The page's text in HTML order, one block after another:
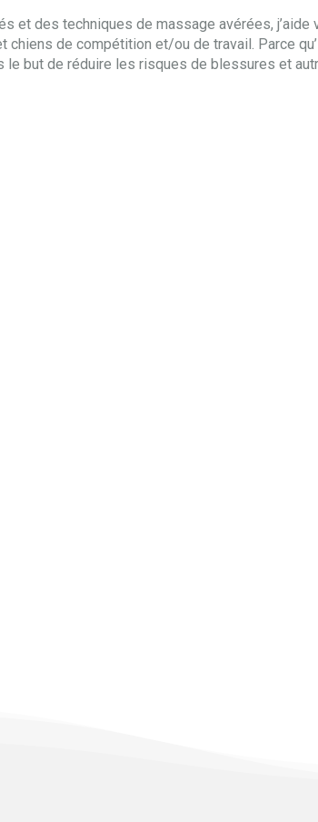
et des techniques de massage avérées,
chiens de compétition et/ou de travail. Parce
le but de réduire les risques de blessures et